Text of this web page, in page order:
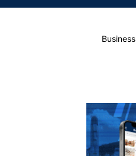
Business